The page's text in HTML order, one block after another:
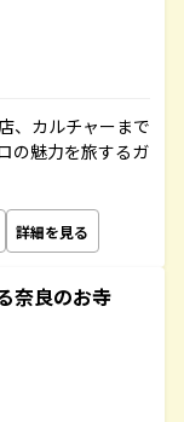
、カルチャーまで
の魅力を旅するガ
詳細を見る
奈良のお寺